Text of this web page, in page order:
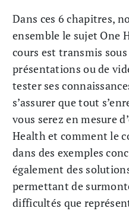
Dans ces 6 chapitres,
ensemble le sujet One
cours est transmis
présentations ou de
tester ses
s’assurer que tout
vous serez en mesure
Health et comment le
dans des exemples
également des
permettant de
difficultés que